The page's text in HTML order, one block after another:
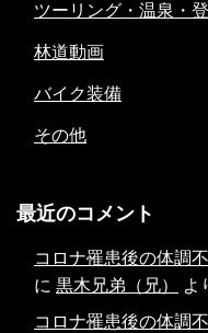
ツーリング・温泉・
林道動画
バイク装備
その他
最近のコメント
コロナ罹患後の体調
に 黒木兄弟（兄）
よ
コロナ罹患後の体調